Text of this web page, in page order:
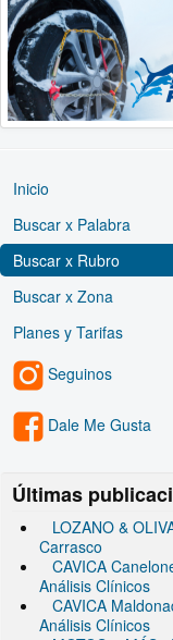
Inicio
Buscar x Palabra
Buscar x Rubro
Buscar x Zona
Planes y Tarifas
Seguinos
Dale Me Gusta
Últimas
LOZANO &
Carrasco
CAVICA
Análisis Clínicos
CAVICA
Análisis Clínicos